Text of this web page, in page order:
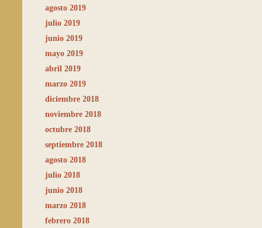
agosto 2019
julio 2019
junio 2019
mayo 2019
abril 2019
marzo 2019
diciembre 2018
noviembre 2018
octubre 2018
septiembre 2018
agosto 2018
julio 2018
junio 2018
marzo 2018
febrero 2018